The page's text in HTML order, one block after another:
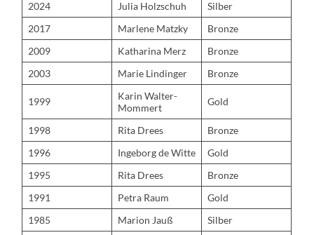
2024 Julia Holzschuh
Silber
2017
Marlene Matzky
Bronze
2009
Katharina Merz
Bronze
2003
Marie Lindinger Bronze
1999
Karin Walter-
Mommert
Gold
1998 Rita Drees
Bronze
1996
Ingeborg de Witte
Gold
1995
Rita Drees
Bronze
1991
Petra Raum
Gold
1985
Marion Jauß
Silber